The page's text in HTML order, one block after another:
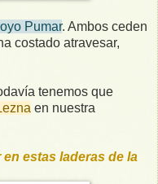
Pumar. Ambos ceden
costado atravesar,
tenemos que
en nuestra
estas laderas de la